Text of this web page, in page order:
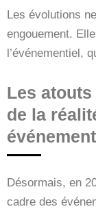
Les évolutions
engouement.
l’événementiel,
Les
de la
Désormais, en
cadre des